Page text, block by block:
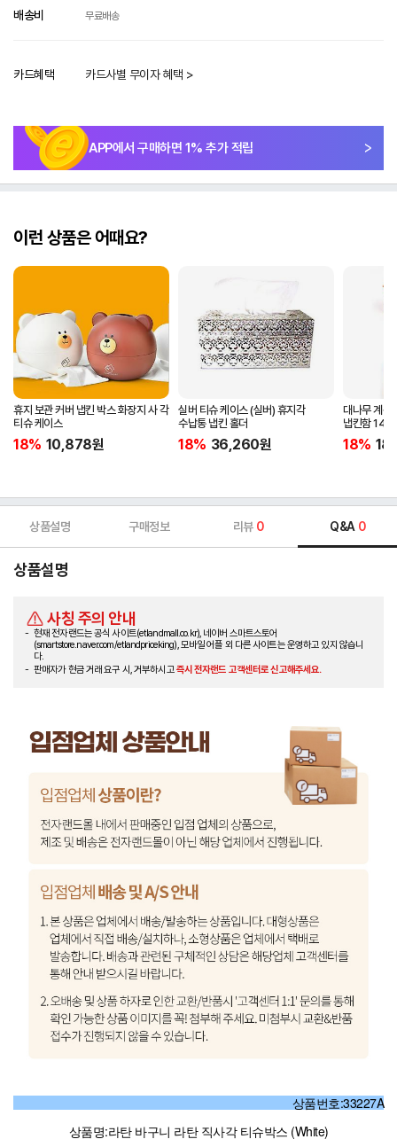
배송비
무료배송
카드혜택 카드사별 무이자 혜택 >
APP에서 구매하면 1% 추가 적립
이런 상품은 어때요?
휴지 보관 커버 냅킨 박스 화장지 사 각
티슈 케이스
18% 10,878원
실버 티슈 케이스 (실버) 휴지각
수납통 냅킨 홀더
18% 36,260원
대나무 계산
냅킨함
18%
상품설명 구매정보 리뷰 0 Q&A 0
상품설명
사칭 주의 안내
현재 전자랜드는 공식 사이트(etlandmall.co.kr), 네이버 스마트스토어
(smartstore.naver.com/etlandpriceking), 모바일 어플 외 다른 사이트는 운영하고 있지 않습니
다.
판매자가 현금 거래 요구 시, 거부하시고즉시 전자랜드 고객센터로 신고해주세요.
상품번호:33227A
상품명:라탄 바구니 라탄 직사각 티슈박스 (White)